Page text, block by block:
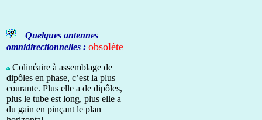
Quelques antennes
omnidirectionnelles : obsolète
Colinéaire à assemblage de
dipôles en phase, c’est la plus
courante. Plus elle a de dipôles,
plus le tube est long, plus elle a
du gain en pinçant le plan